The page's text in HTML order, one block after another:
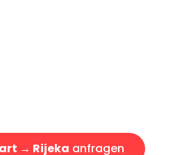
→ Rijeka anfragen